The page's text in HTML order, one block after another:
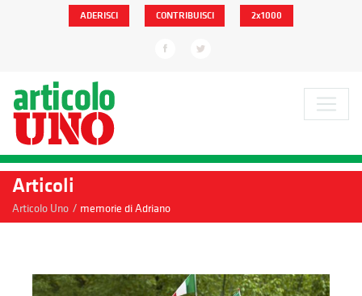
ADERISCI CONTRIBUISCI 2x1000
Articoli
Articolo Uno / memorie di Adriano